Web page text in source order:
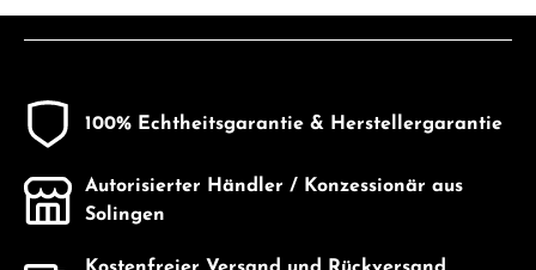
100% Echtheitsgarantie & Herstellergarantie
Autorisierter Händler / Konzessionär aus
Solingen